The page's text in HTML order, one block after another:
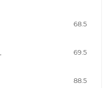
68.5
69.5
88.5